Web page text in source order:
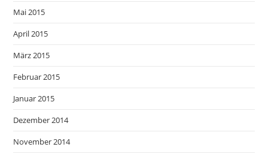
Mai 2015
April 2015
März 2015
Februar 2015
Januar 2015
Dezember 2014
November 2014